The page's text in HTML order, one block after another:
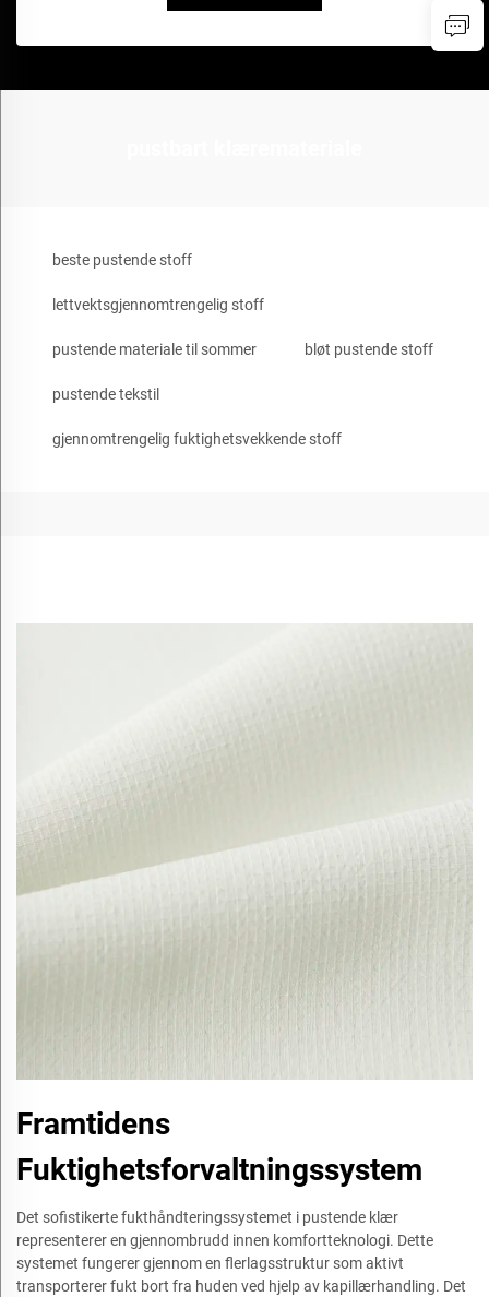
beste pustende stoff
lettvektsgjennomtrengelig stoff
pustende materiale til sommer bløt pustende stoff
pustende tekstil
gjennomtrengelig fuktighetsvekkende stoff
Framtidens
Fuktighetsforvaltningssystem
Det sofistikerte fukthåndteringssystemet i pustende klær
representerer en gjennombrudd innen komfortteknologi. Dette
systemet fungerer gjennom en flerlagsstruktur som aktivt
transporterer fukt bort fra huden ved hjelp av kapillærhandling. Det